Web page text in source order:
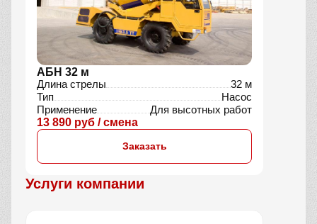
АБН 32 м
Длина стрелы
32 м
Тип
Насос
Применение
Для высотных работ
13 890 руб / смена
Заказать
Услуги компании